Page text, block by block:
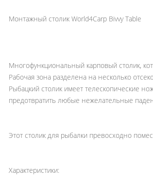
Монтажный столик World4Carp Bivvy Table
Многофункциональный карповый столик,
Рабочая зона разделена на несколько
Рыбацкий столик имеет телескопические
предотвратить любые нежелательные
Этот столик для рыбалки превосходно
Характеристики: